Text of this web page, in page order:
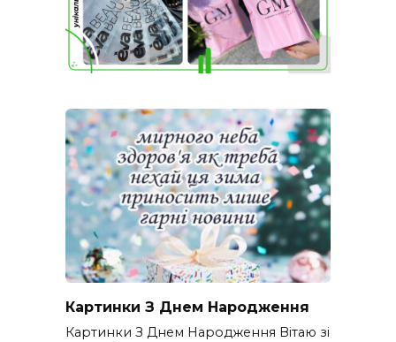
Картинки З Днем Народження
Картинки З Днем Народження Вітаю зі